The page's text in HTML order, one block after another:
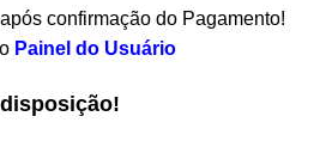
após confirmação do Pagamento!
Painel do Usuário